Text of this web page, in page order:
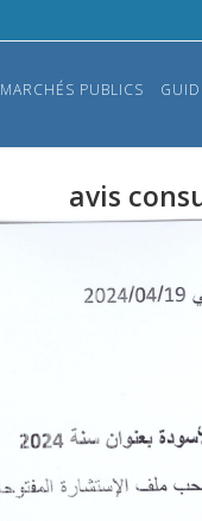
MARCHÉS PUBLICS
avis